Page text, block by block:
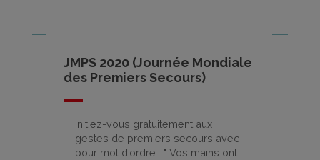
JMPS 2020 (Journée Mondiale
des Premiers Secours)
Initiez-vous gratuitement aux
gestes de premiers secours avec
pour mot d’ordre : " Vos mains ont